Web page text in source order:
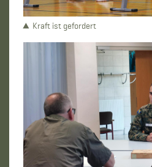
Kraft ist gefordert